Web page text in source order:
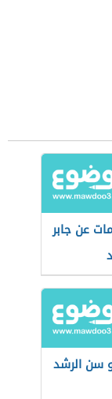
عن جابر
سن الرشد